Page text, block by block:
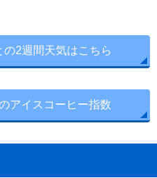
2週間天気はこちら
アイスコーヒー指数